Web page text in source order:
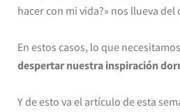
hacer con mi vida?» nos llueva del
En estos casos, lo que
despertar nuestra inspiración
Y de esto va el artículo de esta